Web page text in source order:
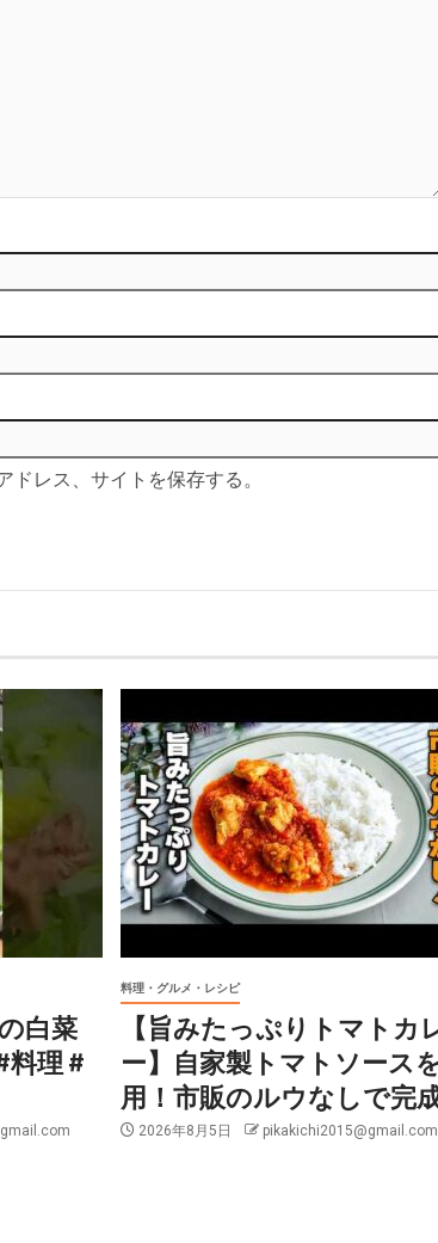
レス、サイトを保存する。
白菜
料理 #
料理・グルメ・レシピ
【旨みたっぷりトマトカ
ー】自家製トマトソース
用！市販のルウなしで完
2026年8月5日 pikakichi2015@gmail.com